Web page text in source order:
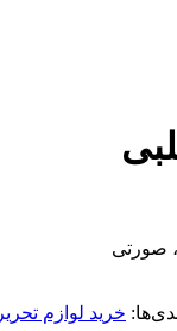
صورتی
خرید لوازم تحریر